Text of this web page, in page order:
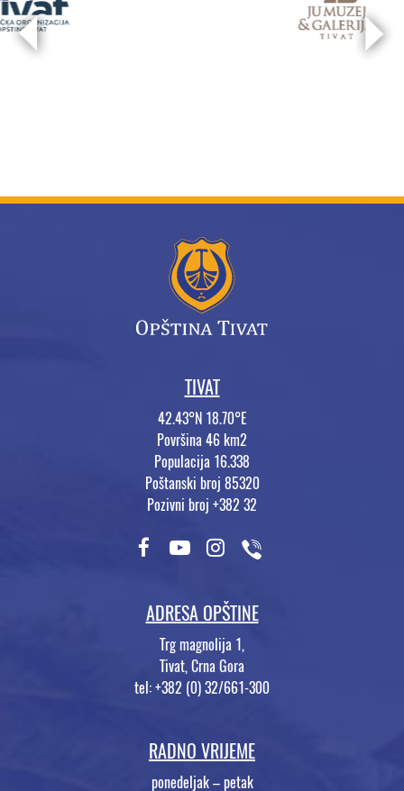
TIVAT
42.43°N 18.70°E
Površina 46 km2
Populacija 16.338
Poštanski broj 85320
Pozivni broj +382 32
ADRESA OPŠTINE
Trg magnolija 1,
Tivat, Crna Gora
tel: +382 (0) 32/661-300
RADNO VRIJEME
ponedeljak – petak